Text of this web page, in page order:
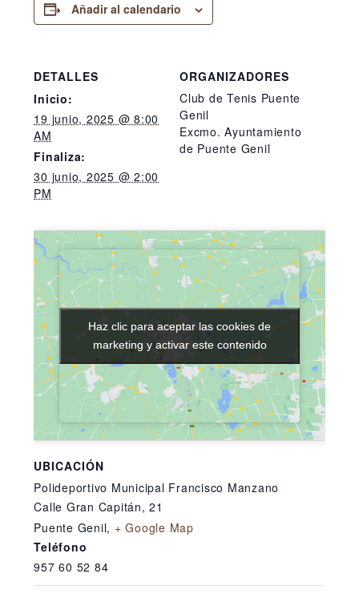
Añadir al calendario
DETALLES
Inicio:
19 junio, 2025 @ 8:00
AM
Finaliza:
30 junio, 2025 @ 2:00
PM
ORGANIZADORES
Club de Tenis Puente
Genil
Excmo. Ayuntamiento
de Puente Genil
UBICACIÓN
Polideportivo Municipal Francisco Manzano
Calle Gran Capitán, 21
Puente Genil, + Google Map
Teléfono
957 60 52 84
Haz clic para aceptar las cookies de
marketing y activar este contenido
Haz clic para aceptar las cookies de
marketing y activar este contenido